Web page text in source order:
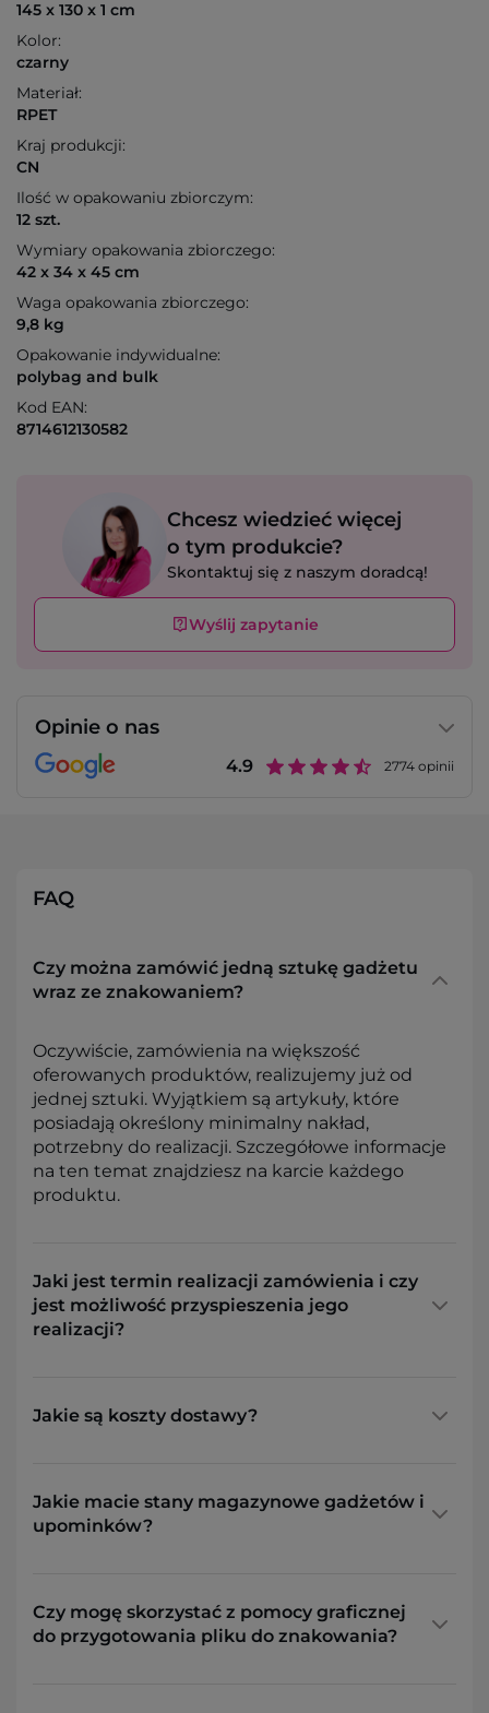
145 x 130 x 1 cm
Kolor:
czarny
Materiał:
RPET
Kraj produkcji:
CN
Ilość w opakowaniu zbiorczym:
12 szt.
Wymiary opakowania zbiorczego:
42 x 34 x 45 cm
Waga opakowania zbiorczego:
9,8 kg
Opakowanie indywidualne:
polybag and bulk
Kod EAN:
8714612130582
Chcesz wiedzieć więcej
o tym produkcie?
Skontaktuj się z naszym doradcą!
Wyślij zapytanie
Opinie o nas
4.9 2774 opinii
FAQ
Czy można zamówić jedną sztukę gadżetu
wraz ze znakowaniem?
Oczywiście, zamówienia na większość
oferowanych produktów, realizujemy już od
jednej sztuki. Wyjątkiem są artykuły, które
posiadają określony minimalny nakład,
potrzebny do realizacji. Szczegółowe informacje
na ten temat znajdziesz na karcie każdego
produktu.
Jaki jest termin realizacji zamówienia i czy
jest możliwość przyspieszenia jego
realizacji?
Jakie są koszty dostawy?
Jakie macie stany magazynowe gadżetów i
upominków?
Czy mogę skorzystać z pomocy graficznej
do przygotowania pliku do znakowania?